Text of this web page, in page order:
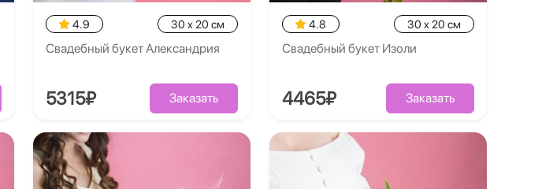
4.9 30 x 20 см
Свадебный букет Александрия
5315₽ Заказать
4.8 30 x 20 см
Свадебный букет Изоли
4465₽ Заказать